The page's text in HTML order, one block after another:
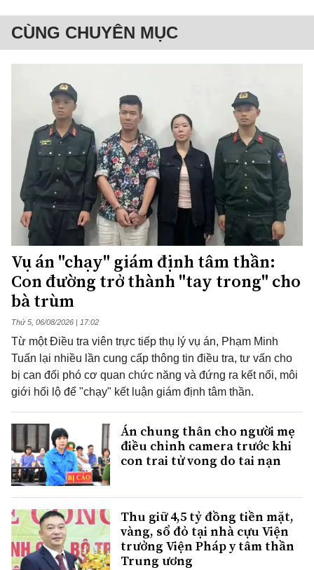
CÙNG CHUYÊN MỤC
Vụ án "chạy" giám định tâm thần:
Con đường trở thành "tay trong" cho
bà trùm
Thứ 5, 06/08/2026 | 17:02
Từ một Điều tra viên trực tiếp thụ lý vụ án, Phạm Minh
Tuấn lại nhiều lần cung cấp thông tin điều tra, tư vấn cho
bị can đối phó cơ quan chức năng và đứng ra kết nối, môi
giới hối lộ để "chạy" kết luận giám định tâm thần.
Án chung thân cho người mẹ
điều chỉnh camera trước khi
con trai tử vong do tai nạn
Thu giữ 4,5 tỷ đồng tiền mặt,
vàng, sổ đỏ tại nhà cựu Viện
trưởng Viện Pháp y tâm thần
Trung ương